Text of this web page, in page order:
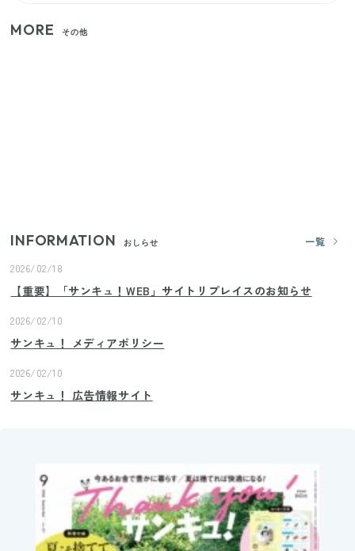
MORE その他
INFORMATION おしらせ
一覧
2026/02/18
【重要】「サンキュ！WEB」サイトリプレイスのお知らせ
2026/02/10
サンキュ！ メディアポリシー
2026/02/10
サンキュ！ 広告情報サイト